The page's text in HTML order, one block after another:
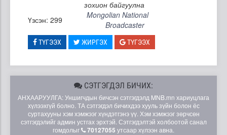
зохион байгуулна
Үзсэн: 299
Mongolian National
Broadcaster
ТҮГЭЭХ ЖИРГЭХ ТҮГЭЭХ
СЭТГЭГДЭЛ БИЧИХ:
АНХААРУУЛГА: Уншигчдын бичсэн сэтгэгдэлд MNB.mn хариуцлага
хүлээхгүй болно. ТА сэтгэгдэл бичихдээ хууль зүйн болон ёс
суртахууны хэм хэмжээг хүндэтгэнэ үү. Хэм хэмжээг зөрчсөн
сэтгэгдэлийг админ устгах эрхтэй. Сэтгэгдэлтэй холбоотой санал
гомдолыг
70127055 утсаар хүлээн авна.